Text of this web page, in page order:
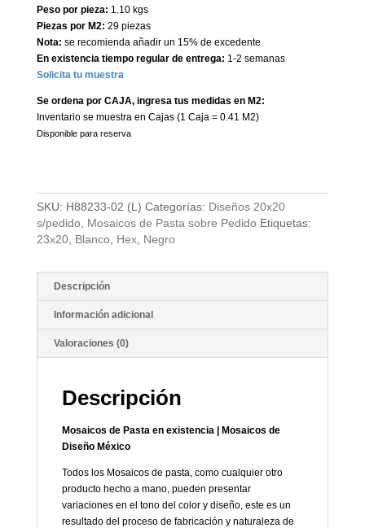
Peso por pieza: 1.10 kgs
Piezas por M2: 29 piezas
Nota: se recomienda añadir un 15% de excedente
En existencia tiempo regular de entrega: 1-2 semanas
Solicita tu muestra
Se ordena por CAJA, ingresa tus medidas en M2:
Inventario se muestra en Cajas (1 Caja = 0.41 M2)
Disponible para reserva
SKU: H88233-02 (L) Categorías: Diseños 20x20
s/pedido
Mosaicos de Pasta sobre Pedido Etiquetas:
23x20, Blanco Hex, Negro
Descripción
Información adicional
Valoraciones (0)
Descripción
Mosaicos de Pasta en existencia | Mosaicos de
Diseño México
Todos los Mosaicos de pasta, como cualquier otro
producto hecho a mano, pueden presentar
variaciones en el tono del color y diseño, este es un
resultado del proceso de fabricación y naturaleza de